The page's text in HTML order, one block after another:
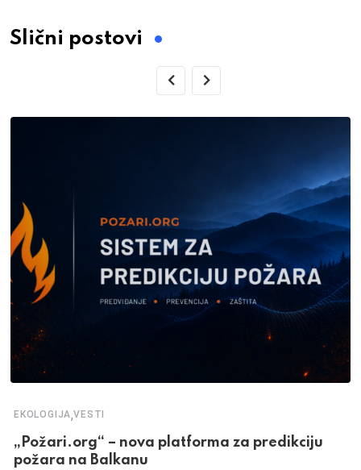
Slični postovi
EKOLOGIJA,VESTI
„Požari.org“ – nova platforma za predikciju
požara na Balkanu